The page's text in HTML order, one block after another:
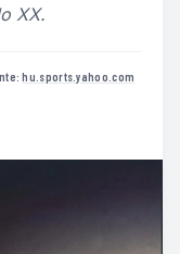
XX.
hu.sports.yahoo.com